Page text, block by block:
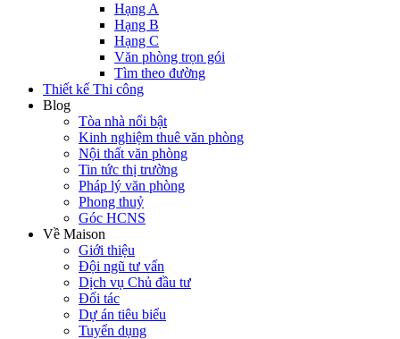
Hạng A
Hạng B
Hạng C
Văn phòng trọn gói
Tìm theo đường
Thiết kế Thi công
Blog
Tòa nhà nổi bật
Kinh nghiệm thuê văn phòng
Nội thất văn phòng
Tin tức thị trường
Pháp lý văn phòng
Phong thuỷ
Góc HCNS
Về Maison
Giới thiệu
Đội ngũ tư vấn
Dịch vụ Chủ đầu tư
Đối tác
Dự án tiêu biểu
Tuyển dụng